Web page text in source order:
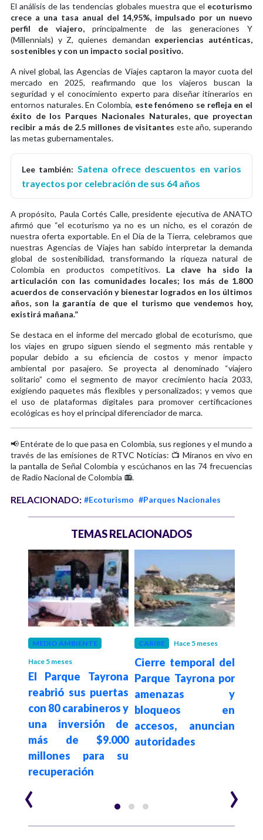
El análisis de las tendencias globales muestra que el ecoturismo
crece a una tasa anual del 14,95%, impulsado por un nuevo
perfil de viajero, principalmente de las generaciones Y
(Millennials) y Z, quienes demandan experiencias auténticas,
sostenibles y con un impacto social positivo.
A nivel global, las Agencias de Viajes captaron la mayor cuota del
mercado en 2025, reafirmando que los viajeros buscan la
seguridad y el conocimiento experto para diseñar itinerarios en
entornos naturales. En Colombia, este fenómeno se refleja en el
éxito de los Parques Nacionales Naturales, que proyectan
recibir a más de 2.5 millones de visitantes este año, superando
las metas gubernamentales.
Lee también: Satena ofrece descuentos en varios
trayectos por celebración de sus 64 años
A propósito, Paula Cortés Calle, presidente ejecutiva de ANATO
afirmó que “el ecoturismo ya no es un nicho, es el corazón de
nuestra oferta exportable. En el Día de la Tierra, celebramos que
nuestras Agencias de Viajes han sabido interpretar la demanda
global de sostenibilidad, transformando la riqueza natural de
Colombia en productos competitivos.La clave ha sido la
articulación con las comunidades locales; los más de 1.800
acuerdos de conservación y bienestar logrados en los últimos
años, son la garantía de que el turismo que vendemos hoy,
existirá mañana.”
Se destaca en el informe del mercado global de ecoturismo, que
los viajes en grupo siguen siendo el segmento más rentable y
popular debido a su eficiencia de costos y menor impacto
ambiental por pasajero. Se proyecta al denominado “viajero
solitario” como el segmento de mayor crecimiento hacia 2033,
exigiendo paquetes más flexibles y personalizados; y vemos que
el uso de plataformas digitales para promover certificaciones
ecológicas es hoy el principal diferenciador de marca.
📢 Entérate de lo que pasa en Colombia, sus regiones y el mundo a
través de las emisiones de RTVC Noticias: 📺 Míranos en vivo en
la pantalla de Señal Colombia y escúchanos en las 74 frecuencias
de Radio Nacional de Colombia 📻.
RELACIONADO: #Ecoturismo #Parques Nacionales
TEMAS RELACIONADOS
MEDIO AMBIENTE
Hace 5 meses
El Parque Tayrona
reabrió sus puertas
con 80 carabineros y
una inversión de
más de $9.000
millones para su
recuperación
CARIBE Hace 5 meses
Cierre temporal del
Parque Tayrona por
amenazas y
bloqueos en
accesos, anuncian
autoridades
‹ ›